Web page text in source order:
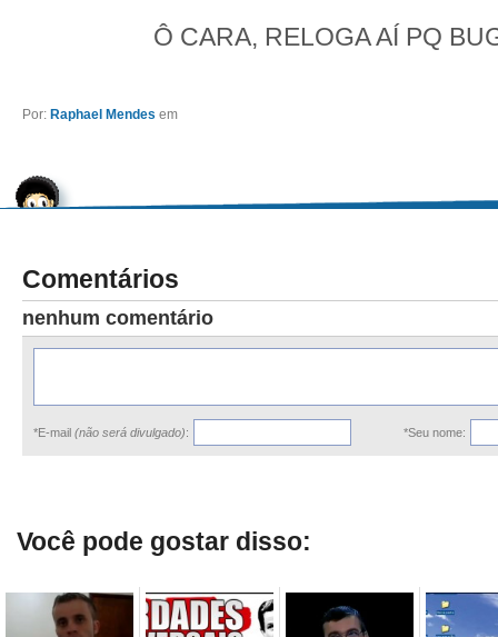
Ô CARA, RELOGA AÍ PQ
Por: Raphael Mendes em
Comentários
nenhum comentário
*E-mail (não será divulgado): *Seu nome:
Você pode gostar disso: